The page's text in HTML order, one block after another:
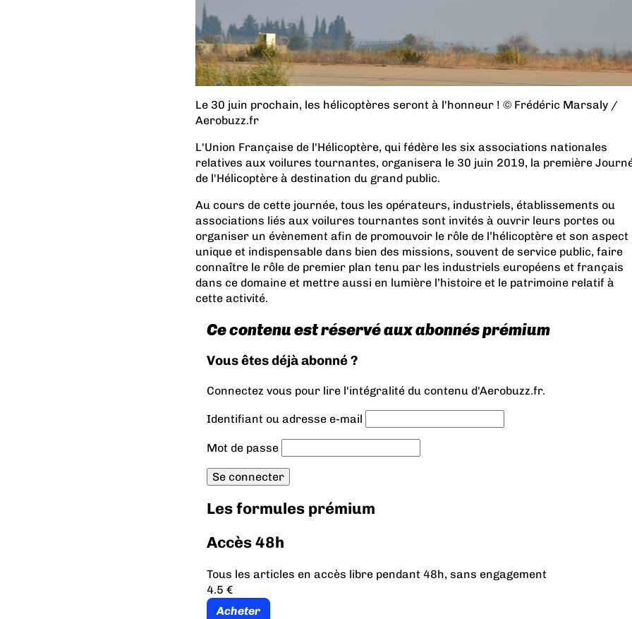
Le 30 juin prochain, les hélicoptères seront à l'honneur ! © Frédéric Marsaly /
Aerobuzz.fr
L'Union Française de l'Hélicoptère, qui fédère les six associations nationales
relatives aux voilures tournantes, organisera le 30 juin 2019, la première
de l'Hélicoptère à destination du grand public.
Au cours de cette journée, tous les opérateurs, industriels, établissements ou
associations liés aux voilures tournantes sont invités à ouvrir leurs portes ou
organiser un évènement afin de promouvoir le rôle de l’hélicoptère et son aspect
unique et indispensable dans bien des missions, souvent de service public, faire
connaître le rôle de premier plan tenu par les industriels européens et français
dans ce domaine et mettre aussi en lumière l’histoire et le patrimoine relatif à
cette activité.
Ce contenu est réservé aux abonnés prémium
Vous êtes déjà abonné ?
Connectez vous pour lire l'intégralité du contenu d'Aerobuzz.fr.
Identifiant ou adresse e-mail
Mot de passe
Les formules prémium
Accès 48h
Tous les articles en accès libre pendant 48h, sans engagement
4.5 €
Acheter